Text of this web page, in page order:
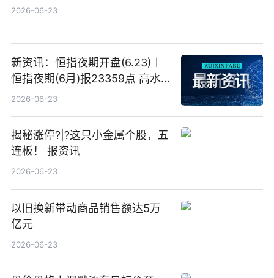
2026-06-23
新资讯：恒指夜期开盘(6.23)︱
恒指夜期(6月)报23359点 高水
23点
2026-06-23
揭秘涨停?|?这只小金属个股，五
连板！ 报资讯
2026-06-23
以旧换新带动商品销售额达5万
亿元
2026-06-23